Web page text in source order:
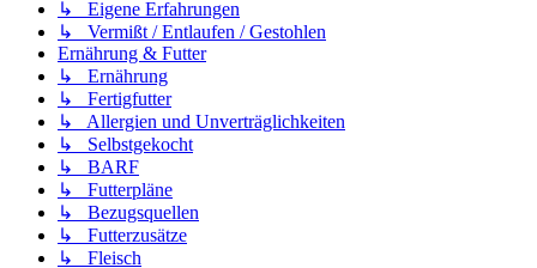
↳ Eigene Erfahrungen
↳ Vermißt / Entlaufen / Gestohlen
Ernährung & Futter
↳ Ernährung
↳ Fertigfutter
↳ Allergien und Unverträglichkeiten
↳ Selbstgekocht
↳ BARF
↳ Futterpläne
↳ Bezugsquellen
↳ Futterzusätze
↳ Fleisch